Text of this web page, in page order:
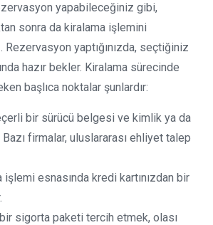
yapabileceğiniz gibi,
sonra da kiralama işlemini
yaptığınızda, seçtiğiniz
hazır bekler. Kiralama sürecinde
başlıca noktalar şunlardır:
bir sürücü belgesi ve kimlik ya da
firmalar, uluslararası ehliyet talep
işlemi esnasında kredi kartınızdan bir
sigorta paketi tercih etmek, olası